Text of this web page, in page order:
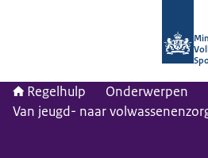
Regelhulp Onderwerpen
Van jeugd- naar